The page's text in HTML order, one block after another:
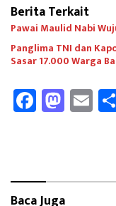
Berita Terkait
Pawai Maulid Nabi
Panglima TNI dan
Sasar 17.000 Warga
Fa
ce
k
M
as
o
E
m
Baca Juga